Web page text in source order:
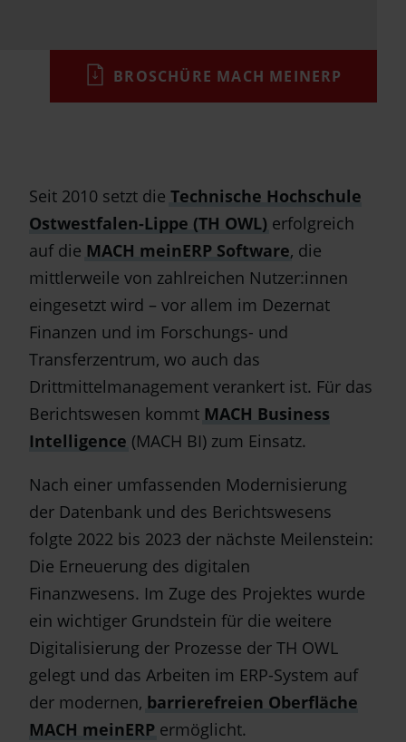
BROSCHÜRE MACH MEINERP
Seit 2010 setzt dieTechnische Hochschule
Ostwestfalen-Lippe (TH OWL) erfolgreich
auf die MACH meinERP Software, die
mittlerweile von zahlreichen Nutzer:innen
eingesetzt wird – vor allem im Dezernat
Finanzen und im Forschungs- und
Transferzentrum, wo auch das
Drittmittelmanagement verankert ist. Für das
Berichtswesen kommt MACH Business
Intelligence (MACH BI) zum Einsatz.
Nach einer umfassenden Modernisierung
der Datenbank und des Berichtswesens
folgte 2022 bis 2023 der nächste Meilenstein:
Die Erneuerung des digitalen
Finanzwesens. Im Zuge des Projektes wurde
ein wichtiger Grundstein für die weitere
Digitalisierung der Prozesse der TH OWL
gelegt und das Arbeiten im ERP-System auf
der modernen, barrierefreien Oberfläche
MACH meinERP ermöglicht.